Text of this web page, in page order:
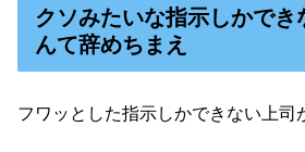
クソみたいな指示しかでき
んて辞めちまえ
フワッとした指示しかできない上司